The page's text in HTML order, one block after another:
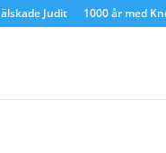
Judit 1000 år med